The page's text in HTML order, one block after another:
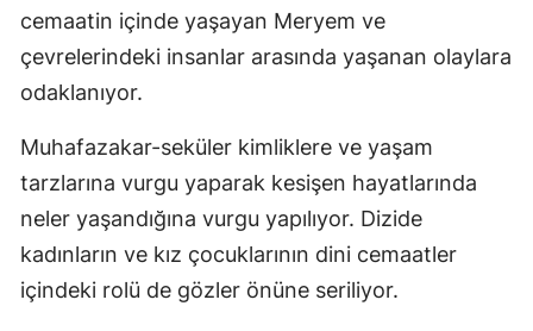
cemaatin içinde yaşayan Meryem ve
çevrelerindeki insanlar arasında yaşanan olaylara
odaklanıyor.
Muhafazakar-seküler kimliklere ve yaşam
tarzlarına vurgu yaparak kesişen hayatlarında
neler yaşandığına vurgu yapılıyor. Dizide
kadınların ve kız çocuklarının dini cemaatler
içindeki rolü de gözler önüne seriliyor.